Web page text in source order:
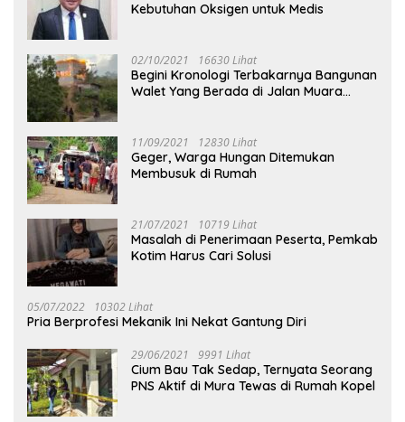
Kebutuhan Oksigen untuk Medis
02/10/2021 16630 Lihat
Begini Kronologi Terbakarnya Bangunan
Walet Yang Berada di Jalan Muara
11/09/2021 12830 Lihat
Geger, Warga Hungan Ditemukan
Membusuk di Rumah
21/07/2021 10719 Lihat
Masalah di Penerimaan Peserta, Pemkab
Kotim Harus Cari Solusi
05/07/2022 10302 Lihat
Pria Berprofesi Mekanik Ini Nekat Gantung Diri
29/06/2021 9991 Lihat
Cium Bau Tak Sedap, Ternyata Seorang
PNS Aktif di Mura Tewas di Rumah Kopel